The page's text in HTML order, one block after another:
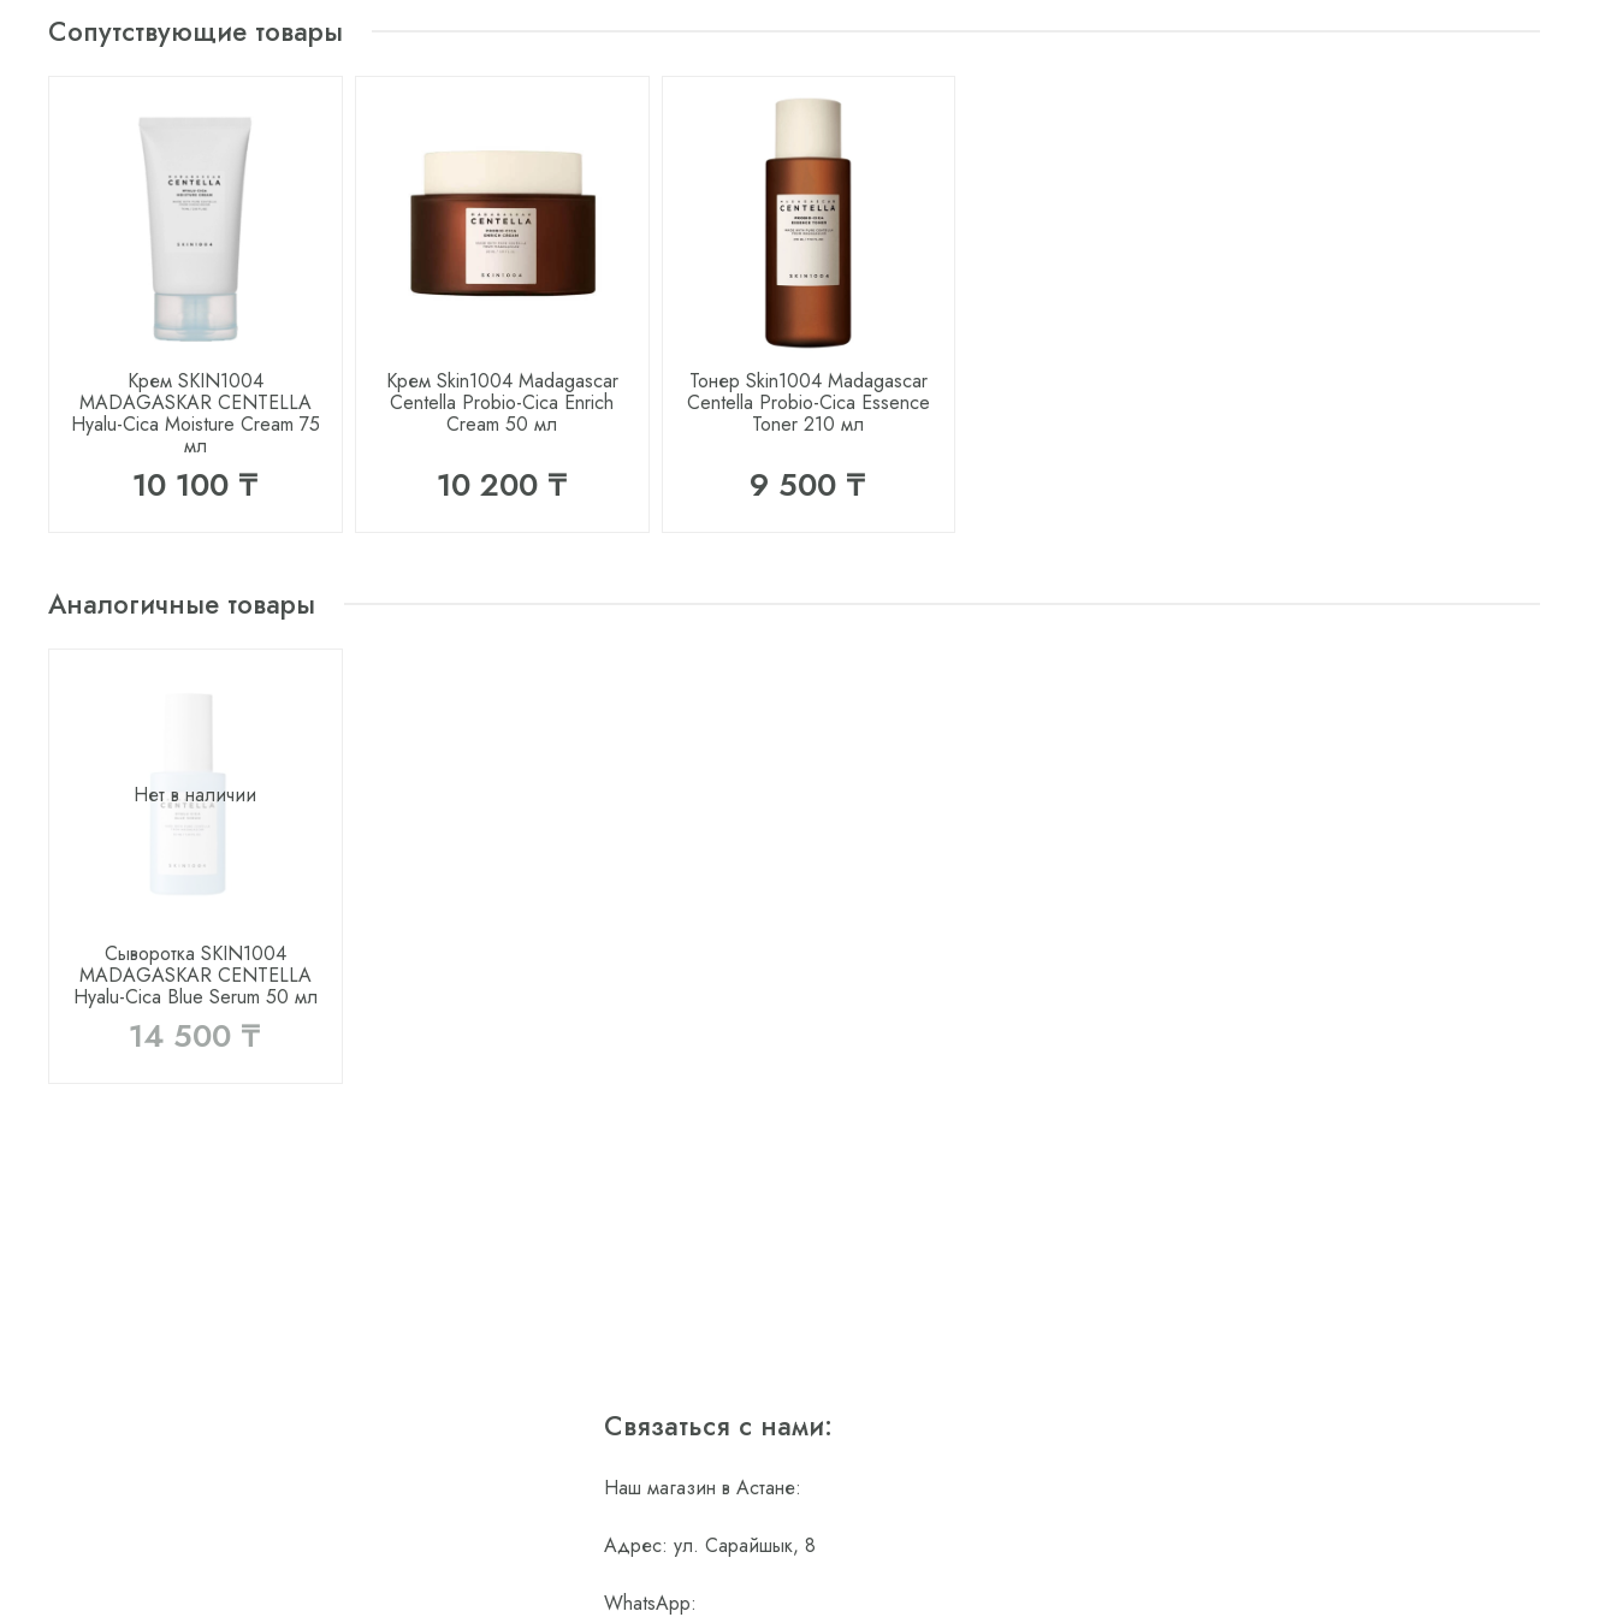
Сопутствующие товары
Крем SKIN1004
MADAGASKAR CENTELLA
Hyalu-Cica Moisture Cream 75
мл
10 100 ₸
Крем Skin1004 Madagasсar
Centella Probio-Cica Enrich
Cream 50 мл
10 200 ₸
Тонер Skin1004 Madagasсar
Centella Probio-Cica Essence
Toner 210 мл
9 500 ₸
Аналогичные товары
Нет в наличии
Сыворотка SKIN1004
MADAGASKAR CENTELLA
Hyalu-Cica Blue Serum 50 мл
14 500 ₸
Связаться с нами:
Наш магазин в Астане:
Адрес: ул. Сарайшык, 8
WhatsApp: